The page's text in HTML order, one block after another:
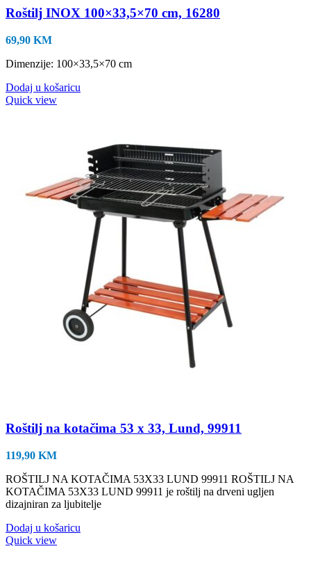
Roštilj INOX 100×33,5×70 cm, 16280
69,90 KM
Dimenzije: 100×33,5×70 cm
Dodaj u košaricu
Quick view
Roštilj na kotačima 53 x 33, Lund, 99911
119,90 KM
ROŠTILJ NA KOTAČIMA 53X33 LUND 99911 ROŠTILJ NA
KOTAČIMA 53X33 LUND 99911 je roštilj na drveni ugljen
dizajniran za ljubitelje
Dodaj u košaricu
Quick view